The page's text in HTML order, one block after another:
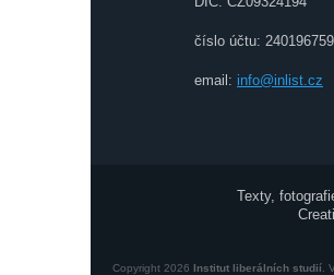
číslo účtu:
email: info@inlist.cz
Texty,
Copyright 2026 Institut liberálních studií.